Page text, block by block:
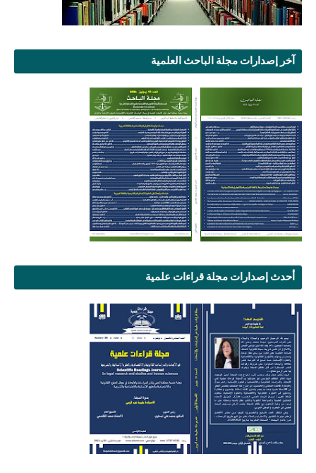
آخر إصدارات مجلة الباحث العلمية
أحدث إصدارات مجلة قراءات علمية